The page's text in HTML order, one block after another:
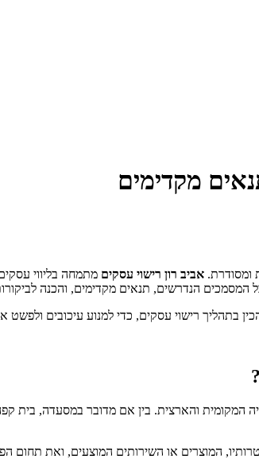
מקדימים
ומסודרת. אביב רון רישוי עסקים מתמחה בליווי
המסמכים הנדרשים, תנאים מקדימים, והכנה
בתהליך רישוי עסקים, כדי למנוע עיכובים ולפשט
המקומית והארצית. בין אם מדובר במסעדה,
המוצרים או השירותים המוצעים, ואת תחום